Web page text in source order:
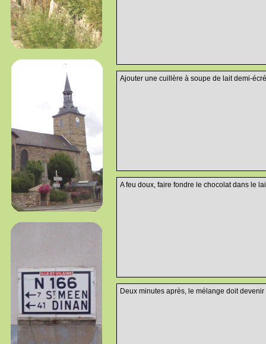
Ajouter une cuillère à soupe de lait demi-
A feu doux, faire fondre le chocolat dans le
Deux minutes après, le mélange doit devenir